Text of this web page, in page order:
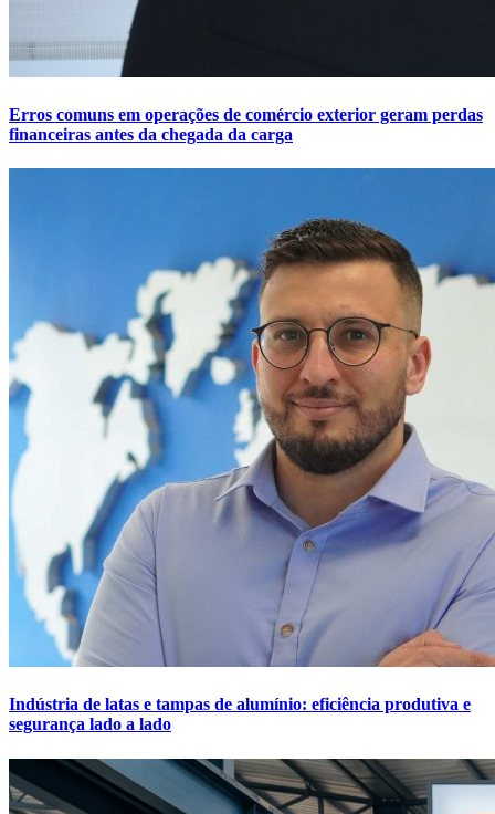
Erros comuns em operações de comércio exterior geram perdas
financeiras antes da chegada da carga
Indústria de latas e tampas de alumínio: eficiência produtiva e
segurança lado a lado